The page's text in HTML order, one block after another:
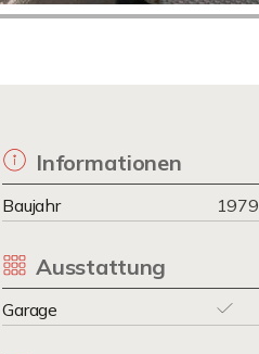
Informationen
Baujahr 1979
Ausstattung
Garage